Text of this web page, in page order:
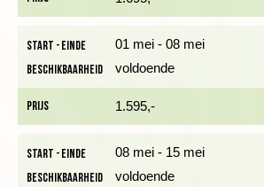
Start - einde 01 mei - 08 mei
Beschikbaarheid voldoende
Prijs 1.595,-
Start - einde 08 mei - 15 mei
Beschikbaarheid voldoende